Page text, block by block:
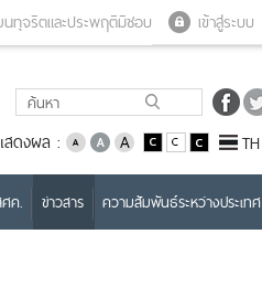
เข้าสู่ระบบ
นทุจริตและประพฤติมิชอบ
สดงผล : TH
ค. ข่าวสาร ความสัมพันธ์ระหว่างประเทศ